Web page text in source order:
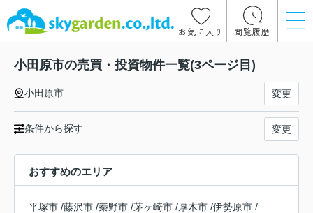
お気に入り 閲覧履歴
小田原市の売買・投資物件一覧(3ページ目)
小田原市 変更
条件から探す 変更
おすすめのエリア
平塚市 /藤沢市 /秦野市 /茅ヶ崎市 /厚木市 /伊勢原市 /